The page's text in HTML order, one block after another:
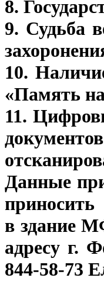
8.
9. Судьба
10.
«Память
11.
Данные
приносить
в здание
адресу г.
844-58-73